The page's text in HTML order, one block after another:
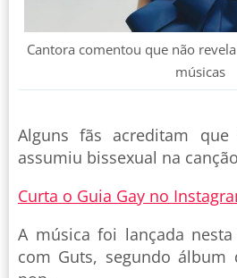
Cantora comentou que não
músicas
Alguns fãs acreditam que
assumiu bissexual na canção
Curta o Guia Gay no
A música foi lançada
com Guts, segundo álbum